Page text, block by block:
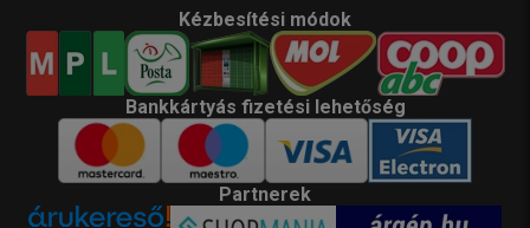
Kézbesítési módok
Bankkártyás fizetési lehetőség
Partnerek